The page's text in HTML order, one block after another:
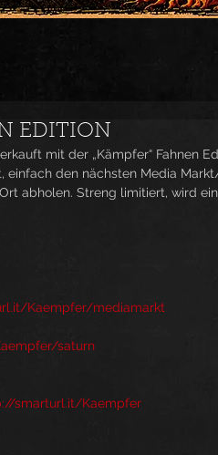
EDITION
mit der „Kämpfer“ Fahnen
einfach den nächsten Media
abholen. Streng limitiert, wird
Kaempfer/mediamarkt
saturn
smarturl.it/Kaempfer